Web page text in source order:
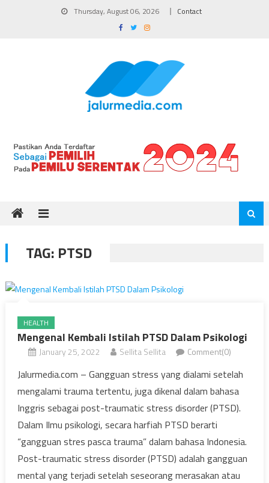
Thursday, August 06, 2026 Contact
TAG: PTSD
HEALTH
Mengenal Kembali Istilah PTSD Dalam Psikologi
January 25, 2022 Sellita Sellita Comment(0)
Jalurmedia.com – Gangguan stress yang dialami setelah
mengalami trauma tertentu, juga dikenal dalam bahasa
Inggris sebagai post-traumatic stress disorder (PTSD).
Dalam Ilmu psikologi, secara harfiah PTSD berarti
“gangguan stres pasca trauma” dalam bahasa Indonesia.
Post-traumatic stress disorder (PTSD) adalah gangguan
mental yang terjadi setelah seseorang merasakan atau